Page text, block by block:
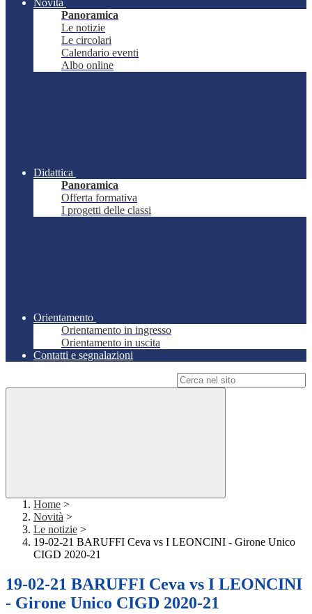
Novità
Panoramica
Le notizie
Le circolari
Calendario eventi
Albo online
Didattica
Panoramica
Offerta formativa
I progetti delle classi
Orientamento
Orientamento in ingresso
Orientamento in uscita
Contatti e segnalazioni
Home >
Novità >
Le notizie >
19-02-21 BARUFFI Ceva vs I LEONCINI - Girone Unico
CIGD 2020-21
19-02-21 BARUFFI Ceva vs I LEONCINI
- Girone Unico CIGD 2020-21